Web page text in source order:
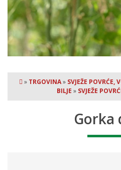
» TRGOVINA» SVJEŽE POVRĆE,
BILJE » SVJEŽE
Gorka